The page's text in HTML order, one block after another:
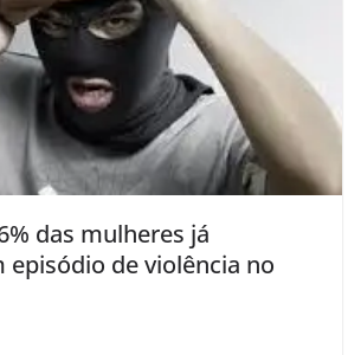
das mulheres já
episódio de violência no